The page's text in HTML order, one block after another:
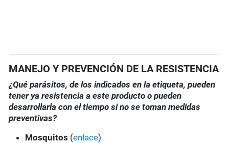
MANEJO Y PREVENCIÓN DE LA RESISTENCIA
¿Qué parásitos, de los indicados en la etiqueta, pueden
tener ya resistencia a este producto o pueden
desarrollarla con el tiempo si no se toman medidas
preventivas?
Mosquitos (enlace)